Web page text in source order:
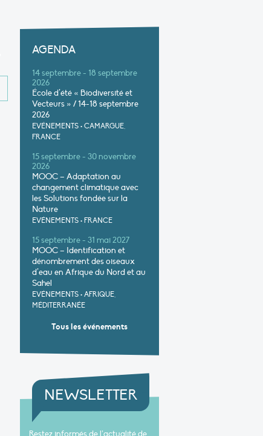
AGENDA
14 septembre - 18 septembre
2026
École d’été « Biodiversité et
Vecteurs » / 14-18 septembre
2026
EVÉNEMENTS • CAMARGUE,
FRANCE
15 septembre - 30 novembre
2026
MOOC – Adaptation au
changement climatique avec
les Solutions fondée sur la
Nature
EVÉNEMENTS • FRANCE
15 septembre - 31 mai 2027
MOOC – Identification et
dénombrement des oiseaux
d’eau en Afrique du Nord et au
Sahel
EVÉNEMENTS • AFRIQUE,
MÉDITERRANÉE
Tous les événements
NEWSLETTER